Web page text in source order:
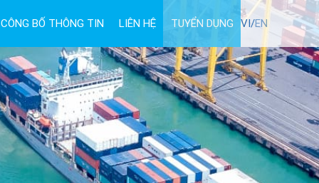
CÔNG BỐ THÔNG TIN LIÊN HỆ TUYỂN DỤNG VI/EN